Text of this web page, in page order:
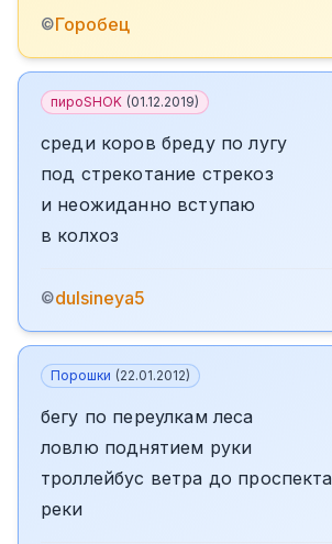
©Горобец
пироSHOK (01.12.2019)
среди коров бреду по лугу
под стрекотание стрекоз
и неожиданно вступаю
в колхоз
©dulsineya5
Порошки (22.01.2012)
бегу по переулкам леса
ловлю поднятием руки
троллейбус ветра до проспекта
реки